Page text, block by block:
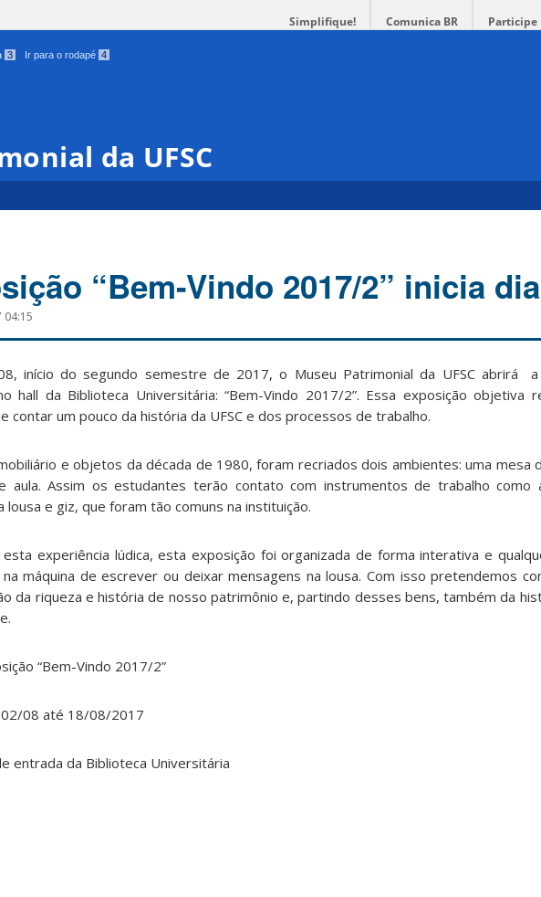
Simplifique! Comunica BR Participe
3 Ir para o rodapé 4
da UFSC
“Bem-Vindo 2017/2” inicia
04:15
início do segundo semestre de 2017, o Museu Patrimonial da UFSC abrirá a
hall da Biblioteca Universitária: “Bem-Vindo 2017/2”. Essa exposição objetiva
contar um pouco da história da UFSC e dos processos de trabalho.
e objetos da década de 1980, foram recriados dois ambientes: uma mesa
aula. Assim os estudantes terão contato com instrumentos de trabalho como
lousa e giz, que foram tão comuns na instituição.
experiência lúdica, esta exposição foi organizada de forma interativa e
máquina de escrever ou deixar mensagens na lousa. Com isso pretendemos
da riqueza e história de nosso patrimônio e, partindo desses bens, também da
“Bem-Vindo 2017/2”
02/08 até 18/08/2017
entrada da Biblioteca Universitária